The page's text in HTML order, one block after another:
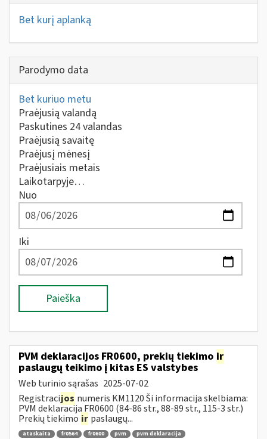
Bet kurį aplanką
Parodymo data
Bet kuriuo metu
Praėjusią valandą
Paskutines 24 valandas
Praėjusią savaitę
Praėjusį mėnesį
Praėjusiais metais
Laikotarpyje…
Nuo
Iki
Paieška
PVM deklaracijos FR0600, prekių tiekimo ir
paslaugų teikimo į kitas ES valstybes
Web turinio sąrašas 2025-07-02
Registracijos numeris KM1120 Ši informacija skelbiama:
PVM deklaracija FR0600 (84-86 str., 88-89 str., 115-3 str.)
Prekių tiekimo ir paslaugų...
ataskaita fr0564 fr0600 pvm
pvm deklaracija